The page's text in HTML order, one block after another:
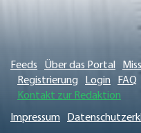
Feeds Über das Portal
Registrierung
Login FAQ
Kontakt zur Redaktion
Impressum